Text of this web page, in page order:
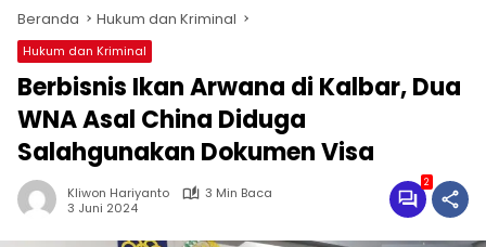
Beranda Hukum dan Kriminal
Hukum dan Kriminal
Berbisnis Ikan Arwana di Kalbar, Dua
WNA Asal China Diduga
Salahgunakan Dokumen Visa
Kliwon Hariyanto
3 Min Baca
3 Juni 2024
2